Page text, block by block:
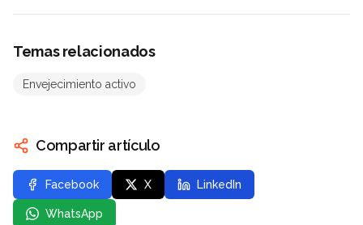
Temas relacionados
Envejecimiento activo
Compartir artículo
Facebook X LinkedIn
WhatsApp